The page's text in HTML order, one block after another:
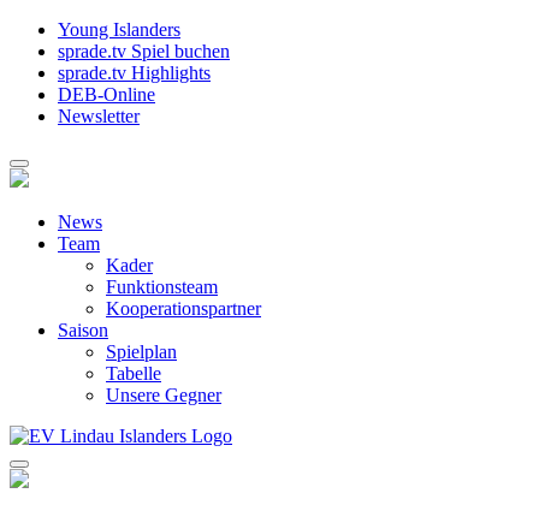
Young Islanders
sprade.tv Spiel buchen
sprade.tv Highlights
DEB-Online
Newsletter
News
Team
Kader
Funktionsteam
Kooperationspartner
Saison
Spielplan
Tabelle
Unsere Gegner